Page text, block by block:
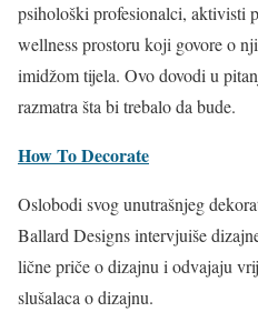
psihološki profesionalci, aktivisti
wellness prostoru koji govore o
imidžom tijela. Ovo dovodi u
razmatra šta bi trebalo da bude.
How To Decorate
Oslobodi svog unutrašnjeg
Ballard Designs intervjuiše
lične priče o dizajnu i odvajaju
slušalaca o dizajnu.